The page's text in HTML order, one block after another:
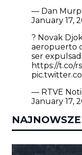
— Dan
January 17,
? Novak
aeropuerto
ser
https://t.co/
— RTVE
January 17,
NAJNOWSZE